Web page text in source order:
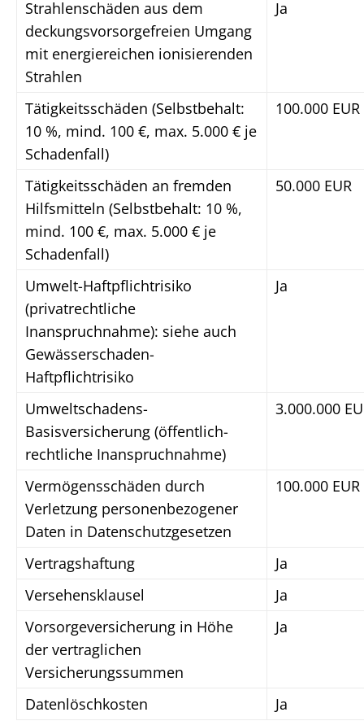
Strahlenschäden aus dem
deckungsvorsorgefreien Umgang
mit energiereichen ionisierenden
Strahlen
Ja
Tätigkeitsschäden (Selbstbehalt:
10 %, mind. 100 €, max. 5.000 € je
Schadenfall)
100.000 EUR
Tätigkeitsschäden an fremden
Hilfsmitteln (Selbstbehalt: 10 %,
mind. 100 €, max. 5.000 € je
Schadenfall)
50.000 EUR
Umwelt-Haftpflichtrisiko
(privatrechtliche
Inanspruchnahme): siehe auch
Gewässerschaden-
Haftpflichtrisiko
Ja
Umweltschadens-
Basisversicherung (öffentlich-
rechtliche Inanspruchnahme)
3.000.000
Vermögensschäden durch
Verletzung personenbezogener
Daten in Datenschutzgesetzen
100.000 EUR
Vertragshaftung
Ja
Versehensklausel
Ja
Vorsorgeversicherung in Höhe
der vertraglichen
Versicherungssummen
Ja
Datenlöschkosten Ja